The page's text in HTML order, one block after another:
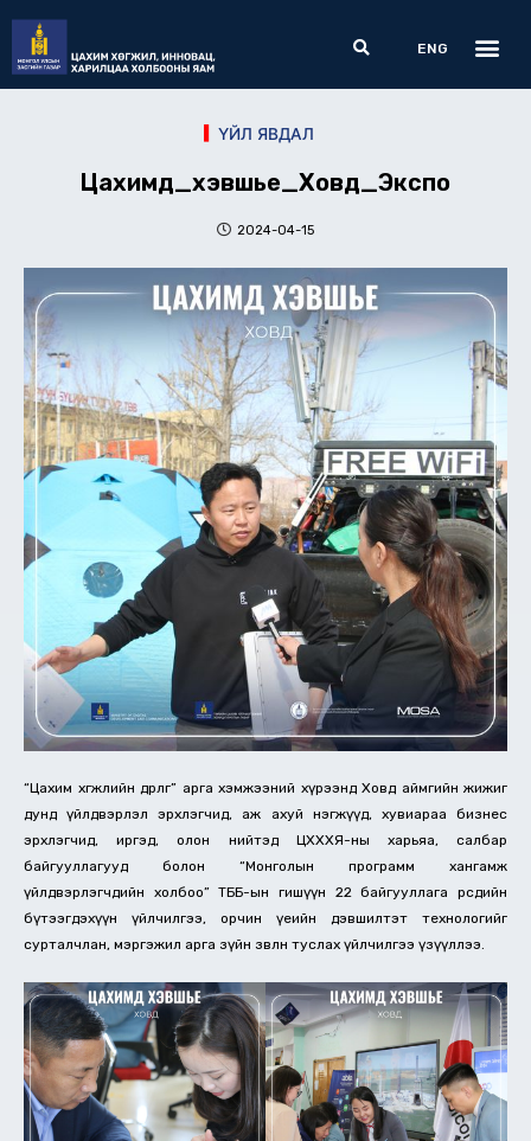
content
Search
ENG
ҮЙЛ ЯВДАЛ
Цахимд_хэвшье_Ховд_Экспо
2024-04-15
“Цахим хөгжлийн өдөрлөг” арга хэмжээний хүрээнд Ховд аймгийн жижиг
дунд үйлдвэрлэл эрхлэгчид, аж ахуй нэгжүүд, хувиараа бизнес
эрхлэгчид, иргэд, олон нийтэд ЦХХХЯ-ны харьяа, салбар
байгууллагууд болон “Монголын программ хангамж
үйлдвэрлэгчдийн холбоо” ТББ-ын гишүүн 22 байгууллага өөрсдийн
бүтээгдэхүүн үйлчилгээ, орчин үеийн дэвшилтэт технологийг
сурталчлан, мэргэжил арга зүйн зөвлөн туслах үйлчилгээ үзүүллээ.